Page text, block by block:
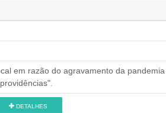
em razão do agravamento da
DETALHES